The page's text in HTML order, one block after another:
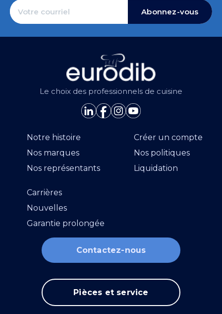
Abonnez-vous
Le choix des professionnels de cuisine
Notre histoire
Nos marques
Nos représentants
Créer un compte
Nos politiques
Liquidation
Carrières
Nouvelles
Garantie prolongée
Contactez-nous
Pièces et service